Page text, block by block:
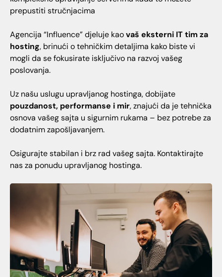
prepustiti stručnjacima
Agencija “Influence” djeluje kaovaš eksterni IT tim za
hosting, brinući o tehničkim detaljima kako biste vi
mogli da se fokusirate isključivo na razvoj vašeg
poslovanja.
Uz našu uslugu upravljanog hostinga, dobijate
pouzdanost, performanse i mir, znajući da je tehnička
osnova vašeg sajta u sigurnim rukama – bez potrebe za
dodatnim zapošljavanjem.
Osigurajte stabilan i brz rad vašeg sajta. Kontaktirajte
nas za ponudu upravljanog hostinga.